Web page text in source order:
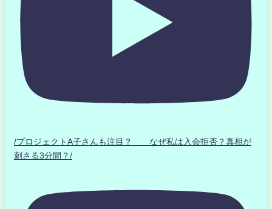
/プロジェクトA子さんも注目？ なぜ私は入会拒否？真相が
刺さる3分間？/